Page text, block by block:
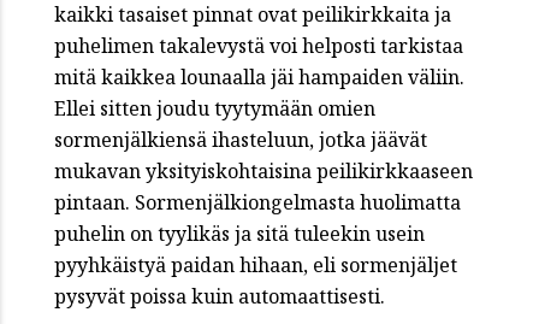
kaikki tasaiset pinnat ovat peilikirkkaita ja
puhelimen takalevystä voi helposti tarkistaa
mitä kaikkea lounaalla jäi hampaiden väliin.
Ellei sitten joudu tyytymään omien
sormenjälkiensä ihasteluun, jotka jäävät
mukavan yksityiskohtaisina peilikirkkaaseen
pintaan. Sormenjälkiongelmasta huolimatta
puhelin on tyylikäs ja sitä tuleekin usein
pyyhkäistyä paidan hihaan, eli sormenjäljet
pysyvät poissa kuin automaattisesti.